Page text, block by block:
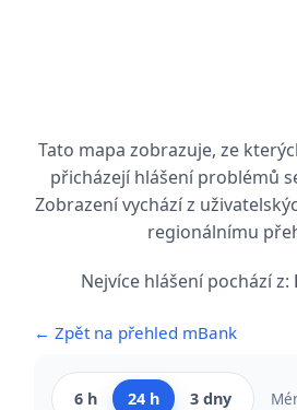
Tato mapa zobrazuje, ze
přicházejí hlášení problémů
Zobrazení vychází z
regionálnímu
Nejvíce hlášení pochází z:
← Zpět na přehled mBank
6 h 24 h 3 dny